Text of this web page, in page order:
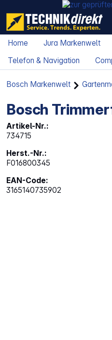
Home Jura Markenwelt
Telefon & Navigation
Bosch Markenwelt
Bosch
Artikel-Nr.:
734715
Herst.-Nr.:
F016800345
EAN-Code:
3165140735902